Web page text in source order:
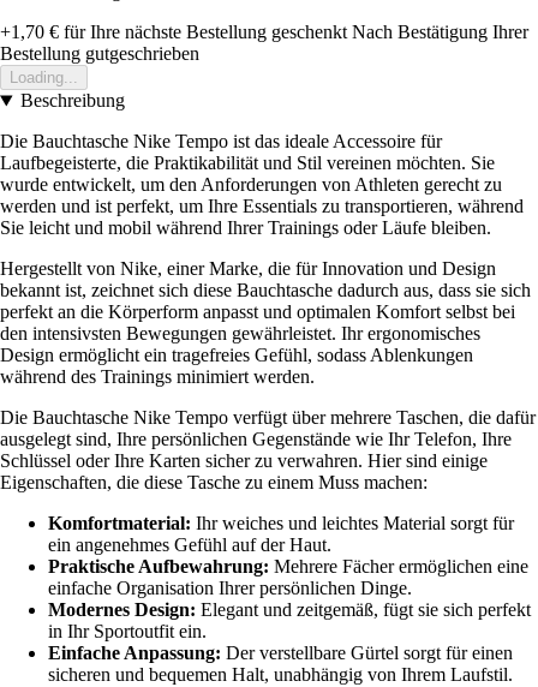
+1,70 € für Ihre nächste Bestellung geschenkt Nach Bestätigung Ihrer
Bestellung gutgeschrieben
Loading...
Beschreibung
Die Bauchtasche Nike Tempo ist das ideale Accessoire für
Laufbegeisterte, die Praktikabilität und Stil vereinen möchten. Sie
wurde entwickelt, um den Anforderungen von Athleten gerecht zu
werden und ist perfekt, um Ihre Essentials zu transportieren, während
Sie leicht und mobil während Ihrer Trainings oder Läufe bleiben.
Hergestellt von Nike, einer Marke, die für Innovation und Design
bekannt ist, zeichnet sich diese Bauchtasche dadurch aus, dass sie sich
perfekt an die Körperform anpasst und optimalen Komfort selbst bei
den intensivsten Bewegungen gewährleistet. Ihr ergonomisches
Design ermöglicht ein tragefreies Gefühl, sodass Ablenkungen
während des Trainings minimiert werden.
Die Bauchtasche Nike Tempo verfügt über mehrere Taschen, die dafür
ausgelegt sind, Ihre persönlichen Gegenstände wie Ihr Telefon, Ihre
Schlüssel oder Ihre Karten sicher zu verwahren. Hier sind einige
Eigenschaften, die diese Tasche zu einem Muss machen:
Komfortmaterial: Ihr weiches und leichtes Material sorgt für
ein angenehmes Gefühl auf der Haut.
Praktische Aufbewahrung: Mehrere Fächer ermöglichen eine
einfache Organisation Ihrer persönlichen Dinge.
Modernes Design: Elegant und zeitgemäß, fügt sie sich perfekt
in Ihr Sportoutfit ein.
Einfache Anpassung: Der verstellbare Gürtel sorgt für einen
sicheren und bequemen Halt, unabhängig von Ihrem Laufstil.